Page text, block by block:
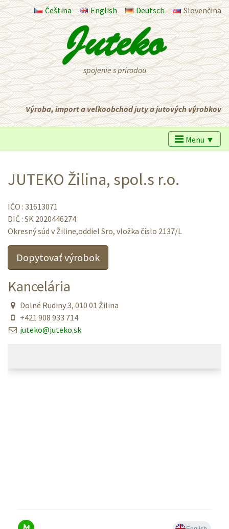
Čeština English Deutsch Slovenčina
spojenie s prírodou
Výroba, import a veľkoobchod juty a jutových výrobkov
Menu ▼
JUTEKO Žilina, spol.s r.o.
IČO : 31613071
DIČ : SK 2020446274
Okresný súd v Žiline,oddiel Sro, vložka číslo 2137/L
Dopytovať výrobok
Kancelária
Dolné Rudiny 3, 010 01 Žilina
+421 908 933 714
juteko@juteko.sk